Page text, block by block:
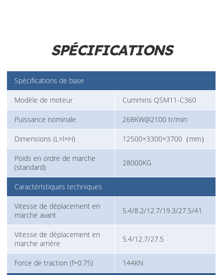
SPÉCIFICATIONS
Spécifications de base
Modèle de moteur Cummins QSM11-C360
Puissance nominale 268KW@2100 tr/min
Dimensions (L×l×H) 12500×3300×3700（mm）
Poids en ordre de marche
(standard)
28000KG
Caractéristiques techniques
Vitesse de déplacement en
marche avant
5.4/8.2/12.7/19.3/27.5/41
Vitesse de déplacement en
marche arrière
5.4/12.7/27.5
Force de traction (f=0.75) 144KN